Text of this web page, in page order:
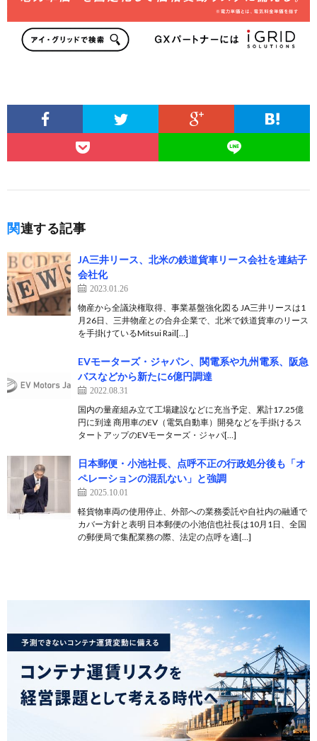
関連する記事
JA三井リース、北米の鉄道貨車リース会社を連結子
会社化
2023.01.26
物産から全議決権取得、事業基盤強化図る JA三井リースは1
月26日、三井物産との合弁企業で、北米で鉄道貨車のリース
を手掛けているMitsui Rail[…]
EVモーターズ・ジャパン、関電系や九州電系、阪急
バスなどから新たに6億円調達
2022.08.31
国内の量産組み立て工場建設などに充当予定、累計17.25億
円に到達 商用車のEV（電気自動車）開発などを手掛けるス
タートアップのEVモーターズ・ジャパ[…]
日本郵便・小池社長、点呼不正の行政処分後も「オ
ペレーションの混乱ない」と強調
2025.10.01
軽貨物車両の使用停止、外部への業務委託や自社内の融通で
カバー方針と表明 日本郵便の小池信也社長は10月1日、全国
の郵便局で集配業務の際、法定の点呼を適[…]